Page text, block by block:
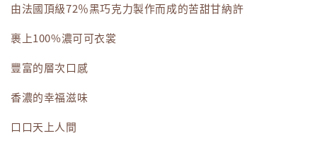
由法國頂級72％黑巧克力製作而成的苦甜甘納許
裹上100%濃可可衣裳
豐富的層次口感
香濃的幸福滋味
口口天上人間